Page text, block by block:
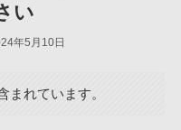
い
年5月10日
まれています。